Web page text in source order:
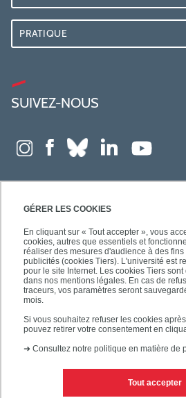
GÉRER LES COOKIES
En cliquant sur « Tout accepter », vous
cookies, autres que essentiels et
réaliser des mesures d'audience à des
publicités (cookies Tiers). L'université est
pour le site Internet. Les cookies Tiers
dans nos mentions légales. En cas de
traceurs, vos paramètres seront
mois.
Si vous souhaitez refuser les cookies
pouvez retirer votre consentement en
➜ Consultez notre politique en matière de
Tout accepter
PRATIQUE
SUIVEZ-NOUS
Mentions légales